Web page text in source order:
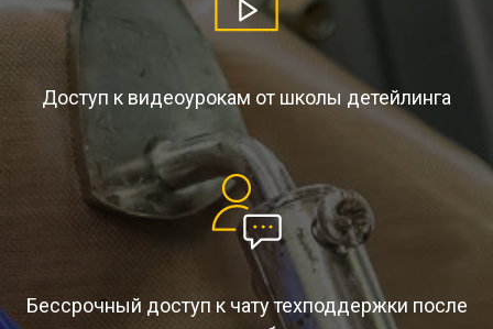
Доступ к видеоурокам от школы детейлинга
Бессрочный доступ к чату техподдержки после